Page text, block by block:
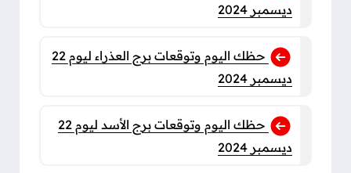
ديسمبر 2024
حظك اليوم وتوقعات برج العذراء ليوم 22
ديسمبر 2024
حظك اليوم وتوقعات برج الأسد ليوم 22
ديسمبر 2024